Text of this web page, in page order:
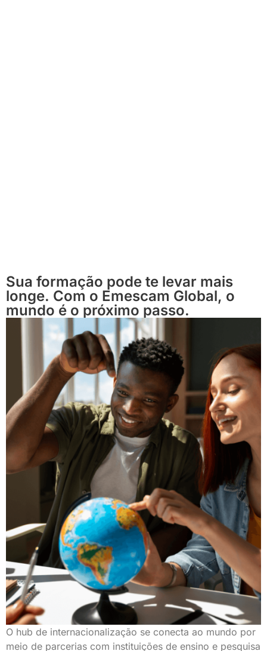
Sua formação pode te levar mais
longe. Com o Emescam Global, o
mundo é o próximo passo.
O hub de internacionalização se conecta ao mundo por
meio de parcerias com instituições de ensino e pesquisa